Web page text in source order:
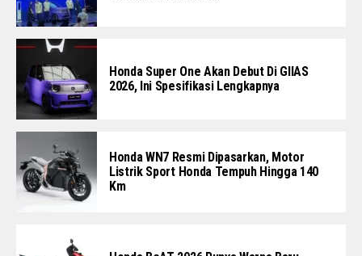
Honda Super One Akan Debut Di GIIAS
2026, Ini Spesifikasi Lengkapnya
Honda WN7 Resmi Dipasarkan, Motor
Listrik Sport Honda Tempuh Hingga 140
Km